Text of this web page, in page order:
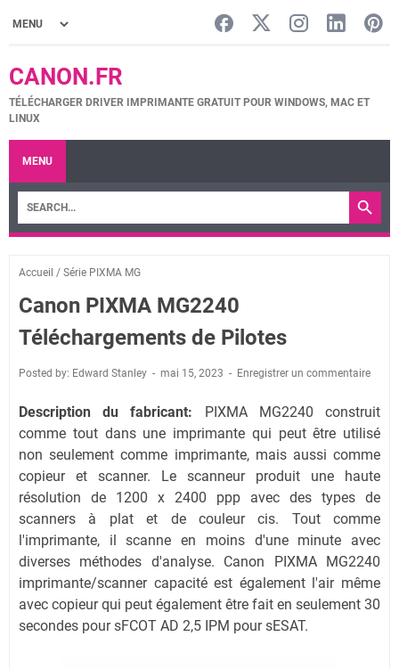
CANON.FR
TÉLÉCHARGER DRIVER IMPRIMANTE GRATUIT POUR WINDOWS, MAC ET
LINUX
MENU
Accueil / Série PIXMA MG
Canon PIXMA MG2240
Téléchargements de Pilotes
Posted by: Edward Stanley mai 15, 2023 Enregistrer un commentaire
Description du fabricant: PIXMA MG2240 construit
comme tout dans une imprimante qui peut être utilisé
non seulement comme imprimante, mais aussi comme
copieur et scanner. Le scanneur produit une haute
résolution de 1200 x 2400 ppp avec des types de
scanners à plat et de couleur cis. Tout comme
l'imprimante, il scanne en moins d'une minute avec
diverses méthodes d'analyse. Canon PIXMA MG2240
imprimante/scanner capacité est également l'air même
avec copieur qui peut également être fait en seulement 30
secondes pour sFCOT AD 2,5 IPM pour sESAT.